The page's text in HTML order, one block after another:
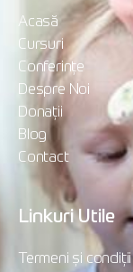
Acasă
Cursuri
Conferințe
Despre Noi
Donații
Blog
Contact
Linkuri Utile
Termeni și condiții